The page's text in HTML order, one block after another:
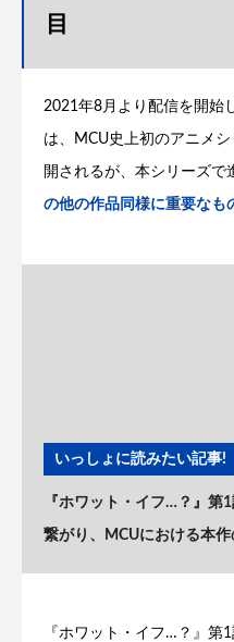
目
2021年8月より配信を開始
は、MCU史上初のアニメ
開されるが、本シリーズで
の他の作品同様に重要なも
いっしょに読みたい記事!
『ホワット・イフ…？』第
繋がり、MCUにおける本
『ホワット・イフ…？』第